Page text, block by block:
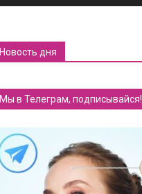
Новость дня
Мы в Телеграм, подписывайся!